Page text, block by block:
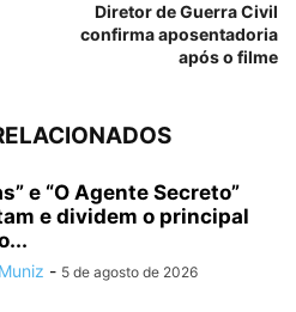
Diretor de Guerra Civil
confirma aposentadoria
após o filme
e “O Agente Secreto”
e dividem o principal
- 5 de agosto de 2026